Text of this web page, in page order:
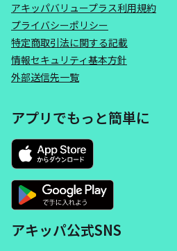
アキッパバリュープラス利用規約
プライバシーポリシー
特定商取引法に関する記載
情報セキュリティ基本方針
外部送信先一覧
アプリでもっと簡単に
アキッパ公式SNS